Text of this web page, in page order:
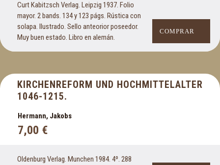
Curt Kabitzsch Verlag. Leipzig 1937. Folio
mayor. 2 bands. 134 y 123 págs. Rústica con
solapa. Ilustrado. Sello anteorior poseedor.
Muy buen estado. Libro en alemán.
COMPRAR
KIRCHENREFORM UND HOCHMITTELALTER
1046-1215.
Hermann, Jakobs
7,00 €
Oldenburg Verlag. Munchen 1984. 4º. 288